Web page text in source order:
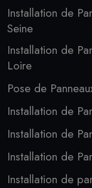
Installation de
Seine
Installation de
Loire
Pose de
Installation de
Installation de
Installation de
Installation de